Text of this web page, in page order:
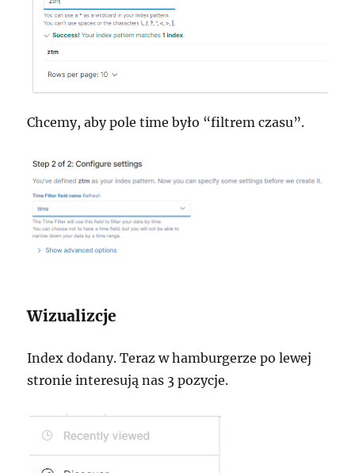
Chcemy, aby pole time było “filtrem czasu”.
Wizualizcje
Index dodany. Teraz w hamburgerze po lewej
stronie interesują nas 3 pozycje.